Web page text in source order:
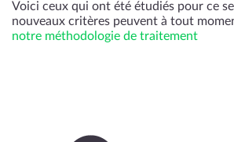
Voici ceux qui ont été étudiés pour ce
nouveaux critères peuvent à tout
notre méthodologie de traitement